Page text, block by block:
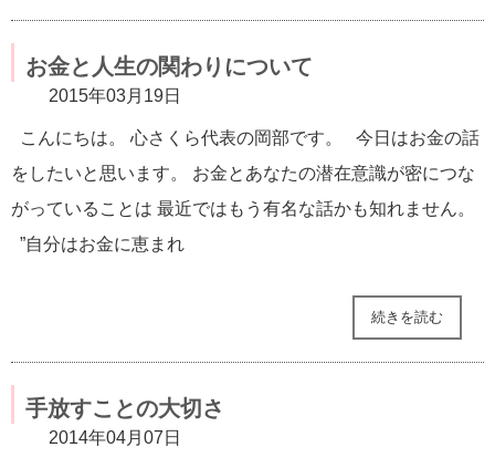
お金と人生の関わりについて
2015年03月19日
こんにちは。 心さくら代表の岡部です。 今日はお金の話
をしたいと思います。 お金とあなたの潜在意識が密につな
がっていることは 最近ではもう有名な話かも知れません。
”自分はお金に恵まれ
続きを読む
手放すことの大切さ
2014年04月07日